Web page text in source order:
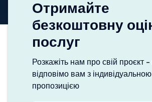
Отримайте
безкоштовну
послуг
Розкажіть нам про свій проєкт
відповімо вам з індивідуальною
пропозицією